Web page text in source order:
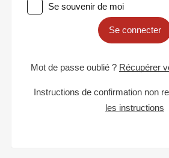
Se souvenir de moi
Se connecter
Mot de passe oublié ? Récupérer
Instructions de confirmation non
les instructions